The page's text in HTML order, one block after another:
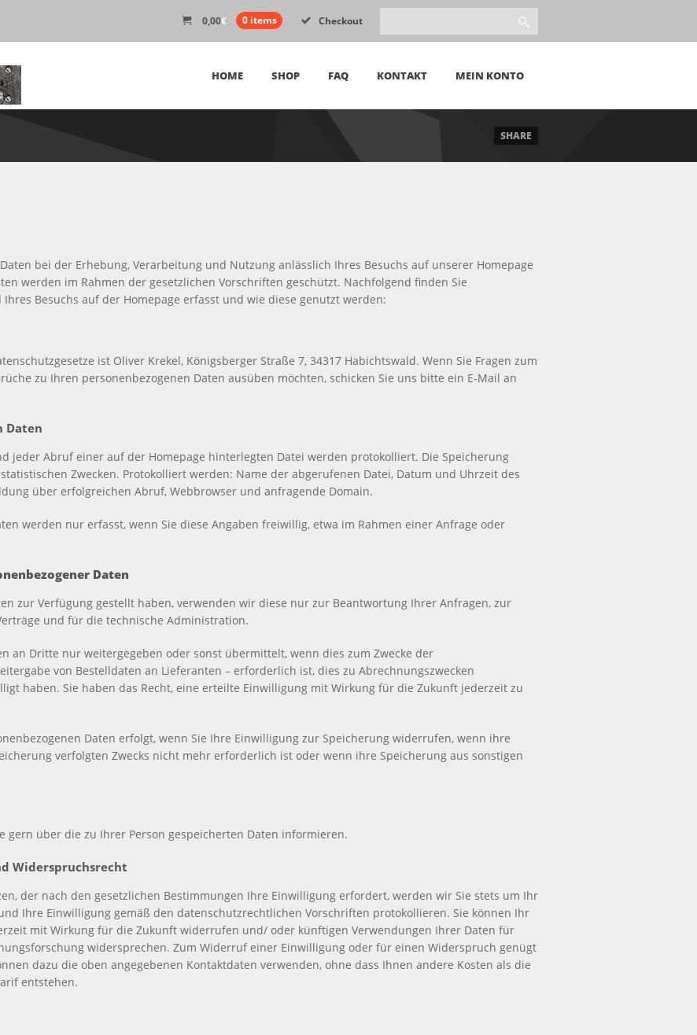
0,00€ 0 items Checkout
HOME SHOP FAQ KONTAKT MEIN KONTO
SHARE
bei der Erhebung, Verarbeitung und Nutzung anlässlich Ihres Besuchs auf unserer Homepage
werden im Rahmen der gesetzlichen Vorschriften geschützt. Nachfolgend finden Sie
Besuchs auf der Homepage erfasst und wie diese genutzt werden:
ist Oliver Krekel, Königsberger Straße 7, 34317 Habichtswald. Wenn Sie Fragen zum
zu Ihren personenbezogenen Daten ausüben möchten, schicken Sie uns bitte ein E-Mail an
Daten
jeder Abruf einer auf der Homepage hinterlegten Datei werden protokolliert. Die Speicherung
Zwecken. Protokolliert werden: Name der abgerufenen Datei, Datum und Uhrzeit des
über erfolgreichen Abruf, Webbrowser und anfragende Domain.
werden nur erfasst, wenn Sie diese Angaben freiwillig, etwa im Rahmen einer Anfrage oder
Daten
zur Verfügung gestellt haben, verwenden wir diese nur zur Beantwortung Ihrer Anfragen, zur
und für die technische Administration.
an Dritte nur weitergegeben oder sonst übermittelt, wenn dies zum Zwecke der
von Bestelldaten an Lieferanten – erforderlich ist, dies zu Abrechnungszwecken
haben. Sie haben das Recht, eine erteilte Einwilligung mit Wirkung für die Zukunft jederzeit zu
Daten erfolgt, wenn Sie Ihre Einwilligung zur Speicherung widerrufen, wenn ihre
verfolgten Zwecks nicht mehr erforderlich ist oder wenn ihre Speicherung aus sonstigen
gern über die zu Ihrer Person gespeicherten Daten informieren.
Widerspruchsrecht
der nach den gesetzlichen Bestimmungen Ihre Einwilligung erfordert, werden wir Sie stets um Ihr
Ihre Einwilligung gemäß den datenschutzrechtlichen Vorschriften protokollieren. Sie können Ihr
mit Wirkung für die Zukunft widerrufen und/ oder künftigen Verwendungen Ihrer Daten für
widersprechen. Zum Widerruf einer Einwilligung oder für einen Widerspruch genügt
dazu die oben angegebenen Kontaktdaten verwenden, ohne dass Ihnen andere Kosten als die
entstehen.